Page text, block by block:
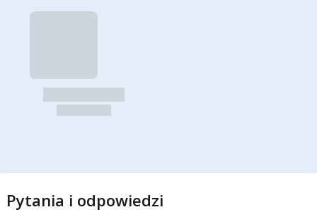
Pytania i odpowiedzi